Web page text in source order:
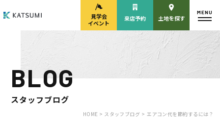
モデルハウス
来場予約
見学会・
見学会
イベント
来店予約 土地を探す
MENU
BLOG
スタッフブログ
HOME > スタッフブログ > エアコン代を節約するには？